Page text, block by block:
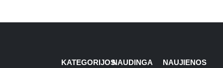
KATEGORIJOSNAUDINGA NAUJIENOS